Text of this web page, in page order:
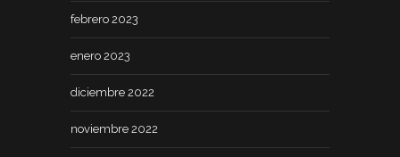
febrero 2023
enero 2023
diciembre 2022
noviembre 2022